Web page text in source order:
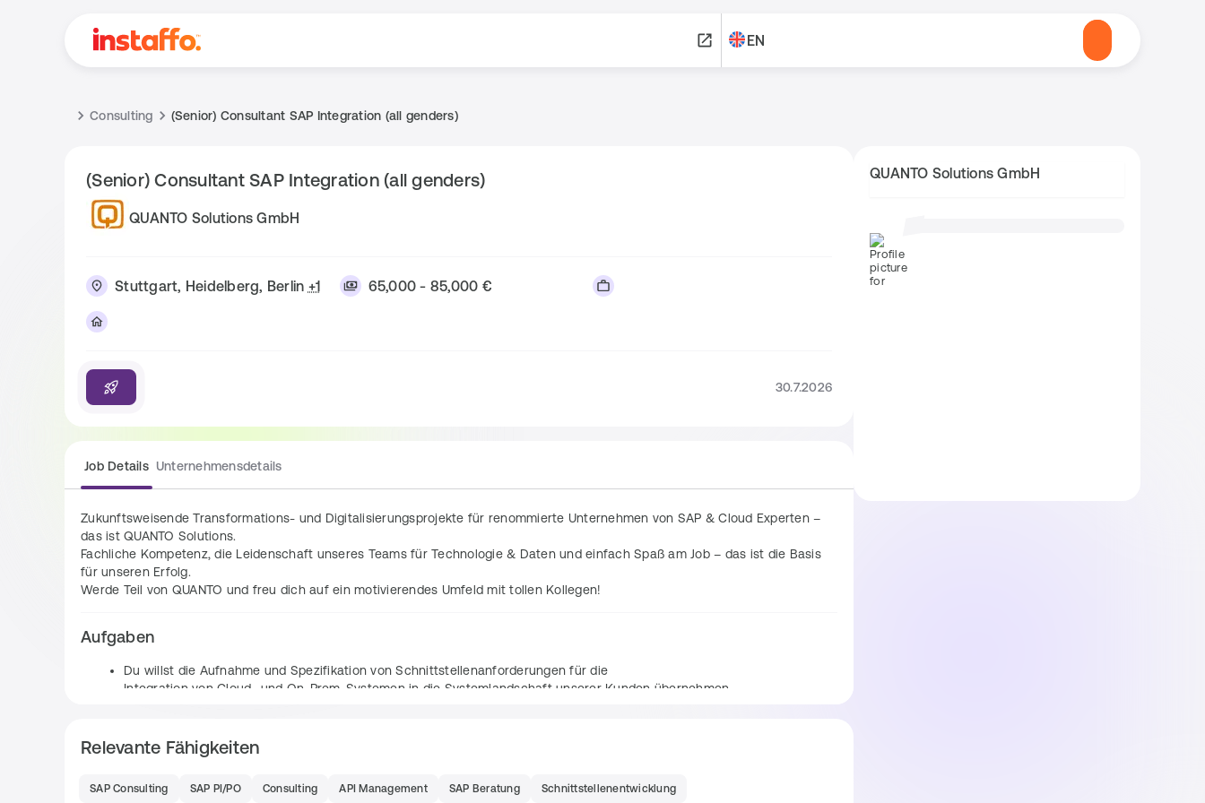
EN
Consulting (Senior) Consultant SAP Integration (all genders)
(Senior) Consultant SAP Integration (all genders)
QUANTO Solutions GmbH
Stuttgart, Heidelberg, Berlin +1 65,000 - 85,000 €
30.7.2026
Job Details Unternehmensdetails
Zukunftsweisende Transformations- und Digitalisierungsprojekte für renommierte Unternehmen von SAP & Cloud Experten –
das ist QUANTO Solutions.
Fachliche Kompetenz, die Leidenschaft unseres Teams für Technologie & Daten und einfach Spaß am Job – das ist die Basis
für unseren Erfolg.
Werde Teil von QUANTO und freu dich auf ein motivierendes Umfeld mit tollen Kollegen!
Aufgaben
Du willst die Aufnahme und Spezifikation von Schnittstellenanforderungen für die
Integration von Cloud- und On-Prem-Systemen in die Systemlandschaft unserer Kunden übernehmen.
Und verantwortest das Monitoring und den Support von Integrationsszenarien,
Projekte bei.
Relevante Fähigkeiten
SAP Consulting SAP PI/PO Consulting API Management SAP Beratung Schnittstellenentwicklung
QUANTO Solutions GmbH